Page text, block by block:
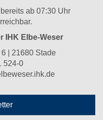
ab 07:30 Uhr
IHK Elbe-Weser
| 21680 Stade
524-0